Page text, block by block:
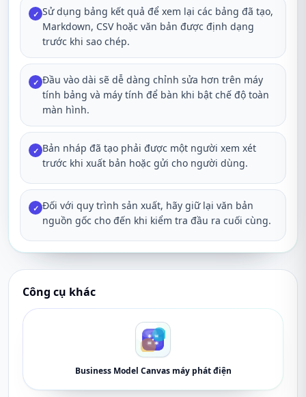
✓ Sử dụng bảng kết quả để xem lại các bảng đã tạo,
Markdown, CSV hoặc văn bản được định dạng
trước khi sao chép.
✓ Đầu vào dài sẽ dễ dàng chỉnh sửa hơn trên máy
tính bảng và máy tính để bàn khi bật chế độ toàn
màn hình.
✓ Bản nháp đã tạo phải được một người xem xét
trước khi xuất bản hoặc gửi cho người dùng.
✓ Đối với quy trình sản xuất, hãy giữ lại văn bản
nguồn gốc cho đến khi kiểm tra đầu ra cuối cùng.
Công cụ khác
Business Model Canvas máy phát điện